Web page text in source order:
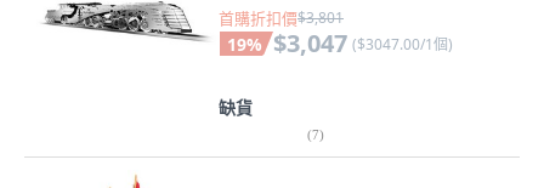
首購折扣價$3,801
19% $3,047 ($3047.00/1個)
缺貨
(7)